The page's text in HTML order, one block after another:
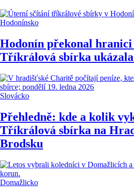
Hodonínsko
Hodonín překonal
Tříkrálová sbírka
Slovácko
Přehledně: kde a kolik
Tříkrálová sbírka na
Brodsku
Domažlicko